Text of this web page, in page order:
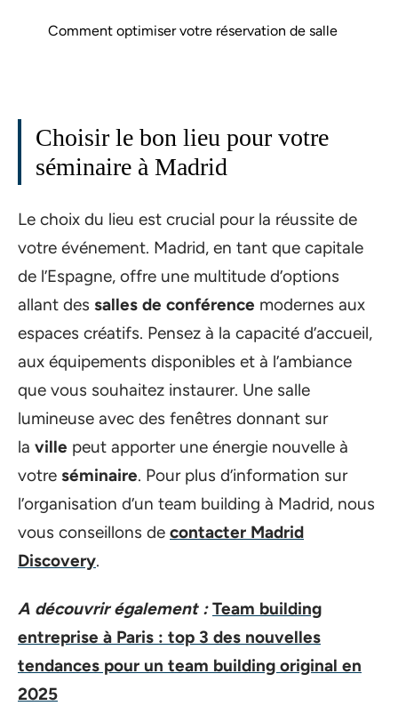
Comment optimiser votre réservation de salle
Choisir le bon lieu pour votre
séminaire à Madrid
Le choix du lieu est crucial pour la réussite de
votre événement. Madrid, en tant que capitale
de l’Espagne, offre une multitude d’options
allant des salles de conférence modernes aux
espaces créatifs. Pensez à la capacité d’accueil,
aux équipements disponibles et à l’ambiance
que vous souhaitez instaurer. Une salle
lumineuse avec des fenêtres donnant sur
la ville peut apporter une énergie nouvelle à
votre séminaire. Pour plus d’information sur
l’organisation d’un team building à Madrid, nous
vous conseillons de contacter Madrid
Discovery.
A découvrir également : Team building
entreprise à Paris : top 3 des nouvelles
tendances pour un team building original en
2025